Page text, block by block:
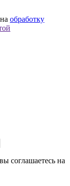
обработку
соглашаетесь на